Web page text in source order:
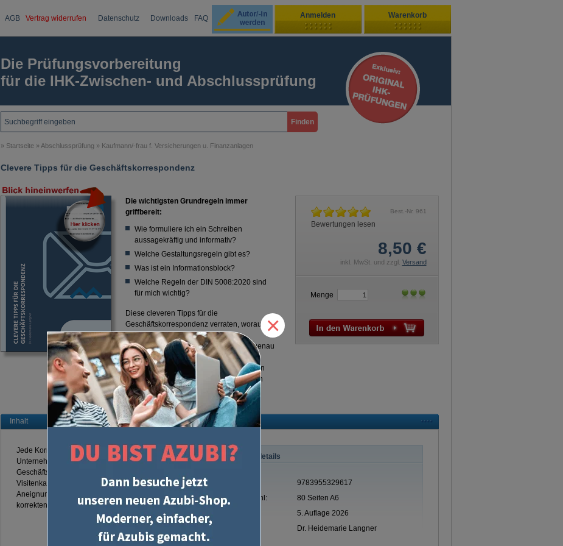
AGB Vertrag widerrufen Datenschutz Downloads FAQ Anmelden Warenkorb
Ihr Warenkorb ist leer
Sie sind Neukunde?
Die Prüfungsvorbereitung
für die IHK-Zwischen- und Abschlussprüfung
» Startseite » Abschlussprüfung » Kaufmann/-frau f. Versicherungen u. Finanzanlagen
Clevere Tipps für die Geschäftskorrespondenz
Die wichtigsten Grundregeln immer
griffbereit:
Wie formuliere ich ein Schreiben
aussagekräftig und informativ?
Welche Gestaltungsregeln gibt es?
Was ist ein Informationsblock?
Welche Regeln der DIN 5008:2020 sind
für mich wichtig?
Diese cleveren Tipps für die
Geschäftskorrespondenz verraten, worauf
man bei Briefen und E-Mails im
Geschäftsleben achten sollte. Sie sind genau
das Richtige für alle, die die wichtigsten
Grundregeln immer griffbereit dabeihaben
möchten und ihren Schreibstil verbessern
wollen.
Best.-Nr. 961
Bewertungen lesen
8,50 €
inkl. MwSt. und zzgl. Versand
Menge
Inhalt
Produktdetails
9783955329617
Seitenzahl:
80 Seiten A6
5. Auflage 2026
Dr. Heidemarie Langner
Jede Korrespondenz, die Sie im Namen Ihres
Unternehmens führen - egal, ob als klassischer
Geschäftsbrief oder E-Mail - stellt auch immer eine
Visitenkarte dar. Dieses Heftchen möchte Ihnen bei der
Aneignung eines professionellen, freundlichen und formal
korrekten Schreibstils helfen.
×